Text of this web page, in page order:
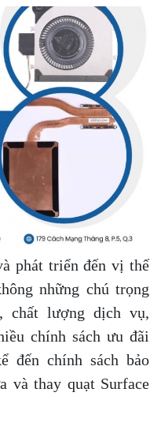
phát triển đến vị thế
những chú trọng
chất lượng dịch vụ,
chính sách ưu đãi
đến chính sách bảo
và thay quạt Surface